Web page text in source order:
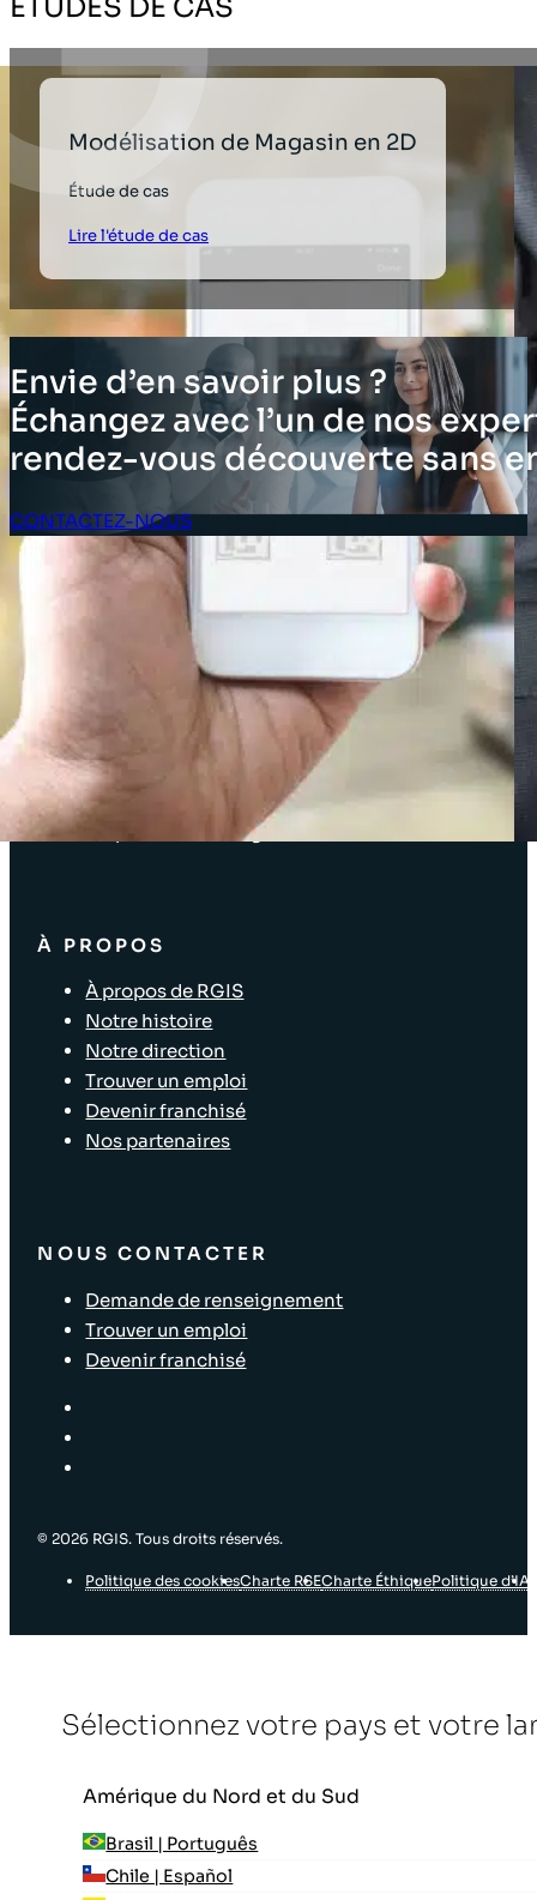
ÉTUDES DE CAS
Modélisation de Magasin en 2D
Étude de cas
Lire l'étude de cas
Envie d’en savoir plus ?
Échangez avec l’un de nos
rendez-vous découverte sans
CONTACTEZ-NOUS
Espace client
Prestations d’inventaire
Enterprise Software Solutions
Audits Supply Chain et logistique
Inventaire d’immobilisations
Solutions pour les points de vente
Disposition du magasin
À PROPOS
À propos de RGIS
Notre histoire
Notre direction
Trouver un emploi
Devenir franchisé
Nos partenaires
NOUS CONTACTER
Demande de renseignement
Trouver un emploi
Devenir franchisé
© 2026 RGIS. Tous droits réservés.
Politique des cookiesCharte RSECharte ÉthiquePolitique d’IA
Sélectionnez votre pays et votre
Amérique du Nord et du Sud
Brasil | Português
Chile | Español